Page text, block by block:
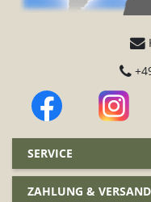
SERVICE
ZAHLUNG & VERSAND